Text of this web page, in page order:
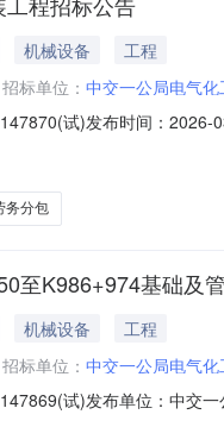
机械设备
工程
招标单位： 中交一公局电气
试)发布时间：
顺利实施，现对该项目机
务分包
至K986+974基础及
机械设备
工程
招标单位： 中交一公局电气
试)发布单位：中交